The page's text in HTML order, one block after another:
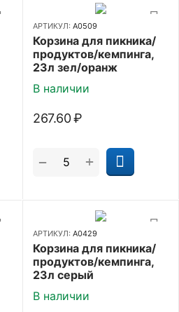
АРТИКУЛ: А0509
Корзина для пикника/
продуктов/кемпинга,
23л зел/оранж
В наличии
267.60₽
+
−
АРТИКУЛ: А0429
Корзина для пикника/
продуктов/кемпинга,
23л серый
В наличии